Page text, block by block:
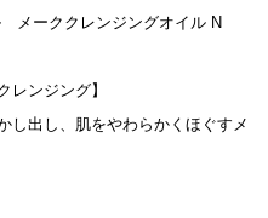
メーククレンジングオイル N
レンジング】
し出し、肌をやわらかくほぐすメ